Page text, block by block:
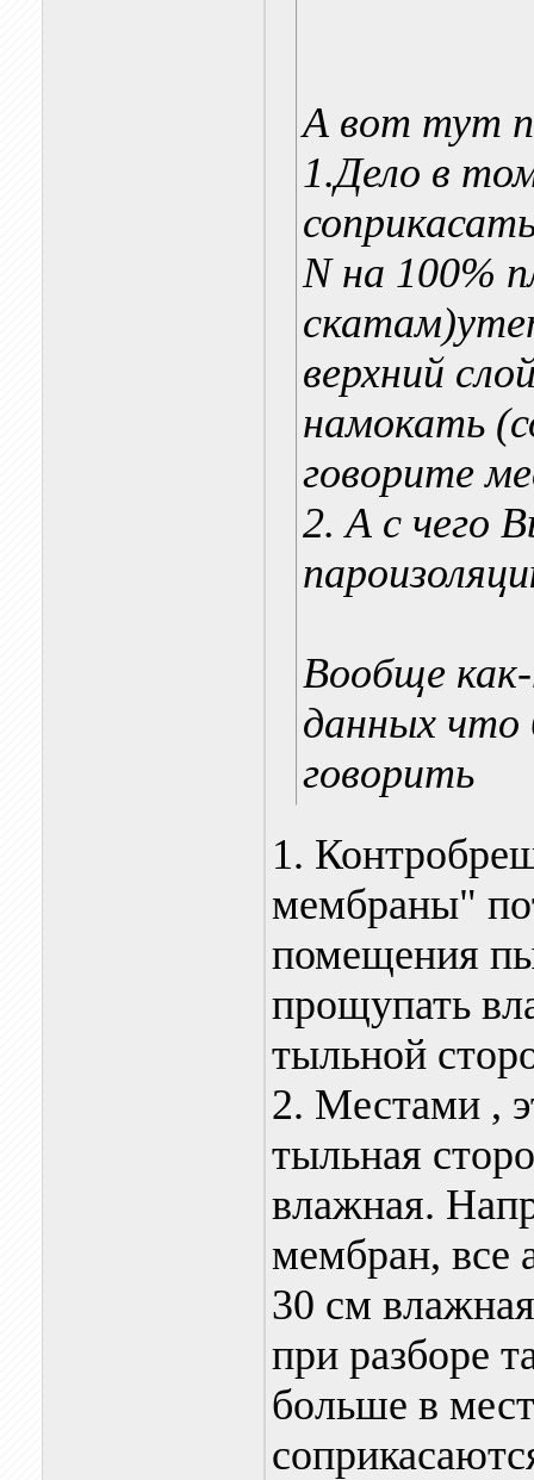
А вот тут
1.Дело в
N на 100%
верхний
намокать
говорите
2. А с чего
Вообще
данных
говорить
1.
мембраны"
помещения
прощупать
тыльной
2. Местами ,
тыльная
влажная.
мембран, все
30 см
при разборе
больше в